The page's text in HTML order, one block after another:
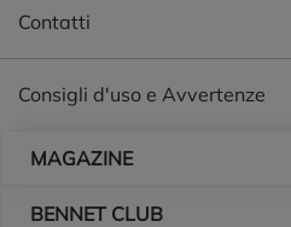
Contatti
Consigli d'uso e Avvertenze
MAGAZINE
BENNET CLUB